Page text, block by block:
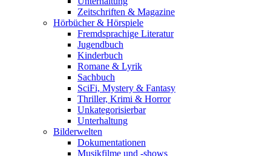
Zeitschriften & Magazine
Hörbücher & Hörspiele
Fremdsprachige Literatur
Jugendbuch
Kinderbuch
Romane & Lyrik
Sachbuch
SciFi, Mystery & Fantasy
Thriller, Krimi & Horror
Unkategorisierbar
Unterhaltung
Bilderwelten
Dokumentationen
Musikfilme und -shows